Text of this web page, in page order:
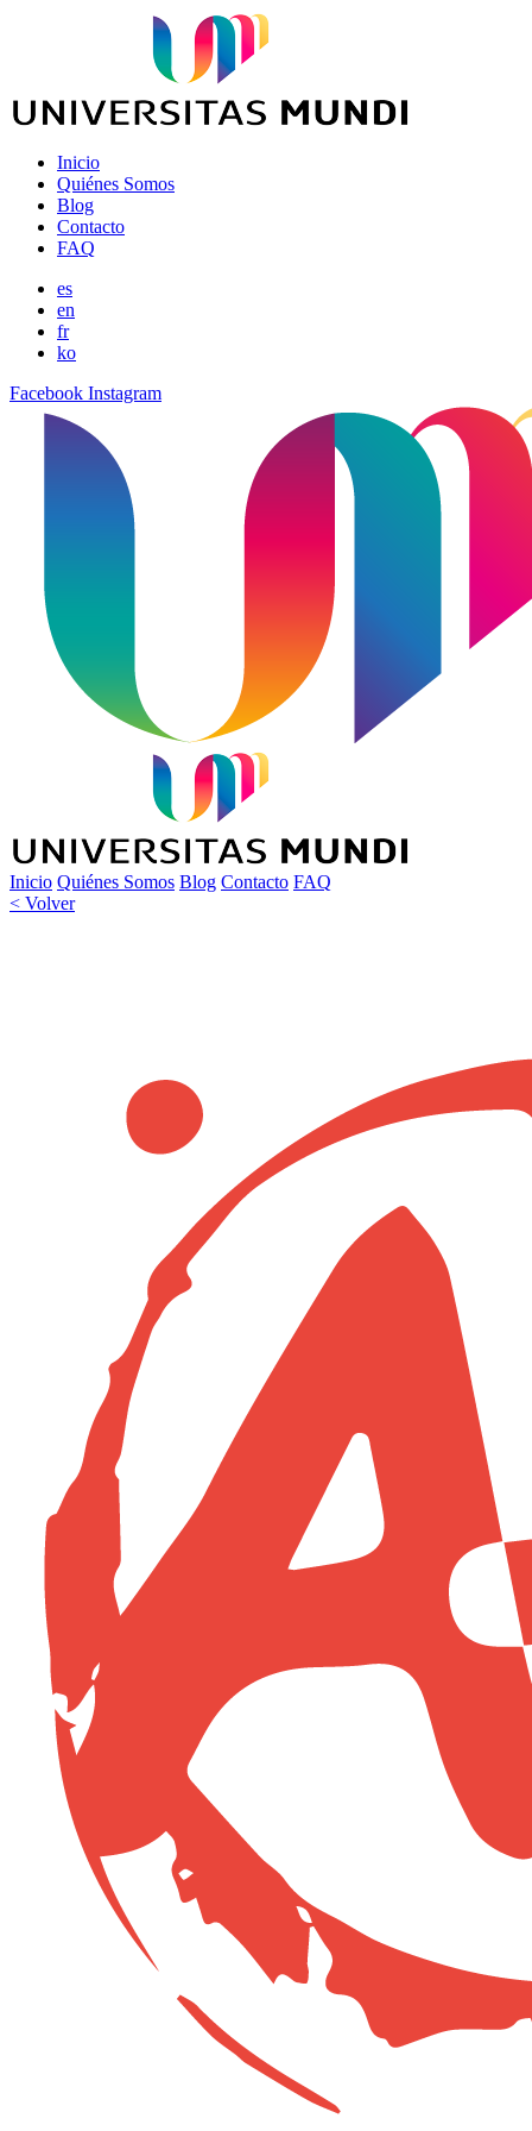
Inicio
Quiénes Somos
Blog
Contacto
FAQ
es
en
fr
ko
Facebook Instagram
Inicio Quiénes Somos Blog Contacto FAQ
< Volver